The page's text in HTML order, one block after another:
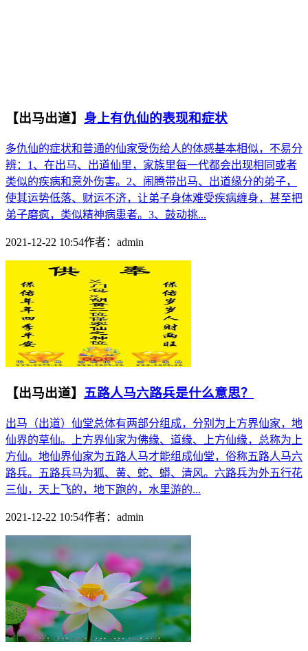
【出马出道】 身上有仇仙的表现和症状
多仇仙的症状和普通的仙家受伤给人的体感基本相似，不易分
辨：1、在出马、出道仙里，家族里每一代都会出现相同或者
类似的疾病和意外伤害。2、闹腾带出马、出道缘分的弟子，
使其运势低落、财运不济，让弟子身体难受疾病缠身，甚至把
弟子磨疯，类似精神病患者。3、鼓动挑...
2021-12-22 10:54作者： admin
【出马出道】 五路人马六路兵是什么意思？
出马（出道）仙堂总体有两部分组成，分别为上方界仙家，地
仙界的草仙。上方界仙家为佛缘、道缘、上方仙缘，总称为上
方仙。地仙界仙家为五路人马才能组成仙堂，俗称五路人马六
路兵。五路兵马为狐、黄、蛇、蟒、清风。六路兵为外五行花
三仙，天上飞的，地下跑的，水里游的...
2021-12-22 10:54作者： admin